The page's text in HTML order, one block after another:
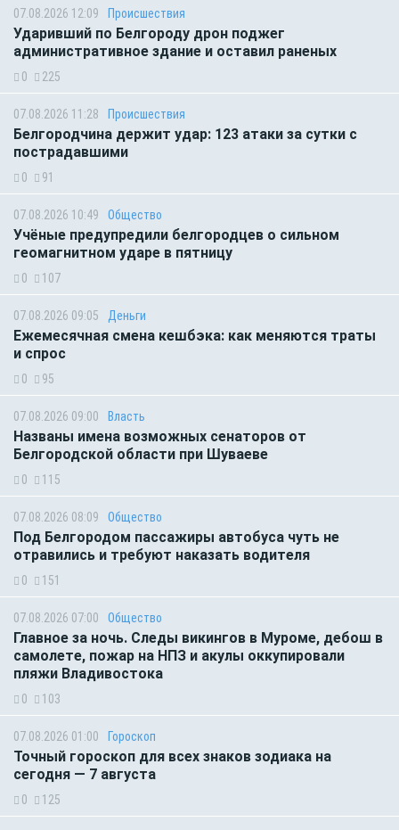
07.08.2026 12:09 Происшествия
Ударивший по Белгороду дрон поджег
административное здание и оставил раненых
0 225
07.08.2026 11:28 Происшествия
Белгородчина держит удар: 123 атаки за сутки с
пострадавшими
0 91
07.08.2026 10:49 Общество
Учёные предупредили белгородцев о сильном
геомагнитном ударе в пятницу
0 107
07.08.2026 09:05 Деньги
Ежемесячная смена кешбэка: как меняются траты
и спрос
0 95
07.08.2026 09:00 Власть
Названы имена возможных сенаторов от
Белгородской области при Шуваеве
0 115
07.08.2026 08:09 Общество
Под Белгородом пассажиры автобуса чуть не
отравились и требуют наказать водителя
0 151
07.08.2026 07:00 Общество
Главное за ночь. Следы викингов в Муроме, дебош в
самолете, пожар на НПЗ и акулы оккупировали
пляжи Владивостока
0 103
07.08.2026 01:00 Гороскоп
Точный гороскоп для всех знаков зодиака на
сегодня — 7 августа
0 125